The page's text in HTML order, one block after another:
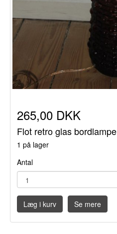
265,00 DKK
Flot retro glas bordlampe
1 på lager
Antal
Læg i kurv Se mere